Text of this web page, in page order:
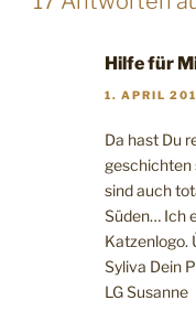
Hilfe für
1. APRIL
Da hast Du
geschichten
sind auch
Süden… Ich
Katzenlogo.
Syliva Dein
LG Susanne